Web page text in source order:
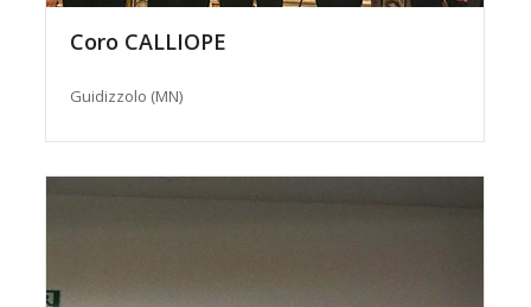
Coro CALLIOPE
Guidizzolo (MN)